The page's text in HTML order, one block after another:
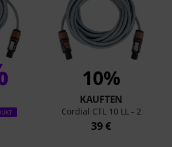
10%
KAUFTEN
Cordial CTL 10 LL - 2
39 €